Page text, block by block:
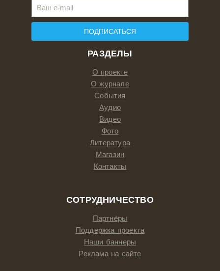
РАЗДЕЛЫ
О проекте
О журнале
События
Аудио
Видео
Фото
Литература
Магазин
Контакты
СОТРУДНИЧЕСТВО
Партнёры
Поддержка проекта
Наши баннеры
Реклама на сайте
ПОДПИСАТЬСЯ